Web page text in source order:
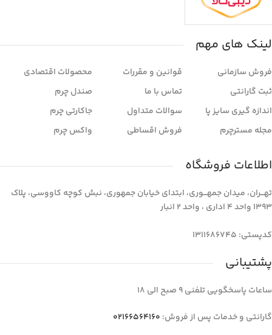
لینک های مهم
فروش سازمانی
ثبت گارانتی
اندازه گیری سایز پا
مجله مسترچرم
قوانین و مقررات
تماس با ما
سوالات متداول
فروش اقساطی
محصولات اقتصادی
صندل چرم
جاکارتی چرم
واکس چرم
اطلاعات فروشگاه
تهـــران، میدان جمهـــوری، ابتدای خیابان جمهوری، نبش کوچه کاووسی، پلاک
1393 واحد 4 اداری ، واحد 2 انبار
کدپستی: 1311686745
پشتیبانی
ساعات پاسخگویی تلفنی 9 صبح الی 18
گارانتی و خدمات پس از فروش: 02166564160